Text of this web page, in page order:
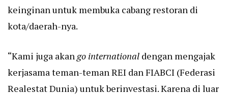
keinginan untuk membuka cabang restoran di
kota/daerah-nya.
“Kami juga akango international dengan mengajak
kerjasama teman-teman REI dan FIABCI (Federasi
Realestat Dunia) untuk berinvestasi. Karena di luar